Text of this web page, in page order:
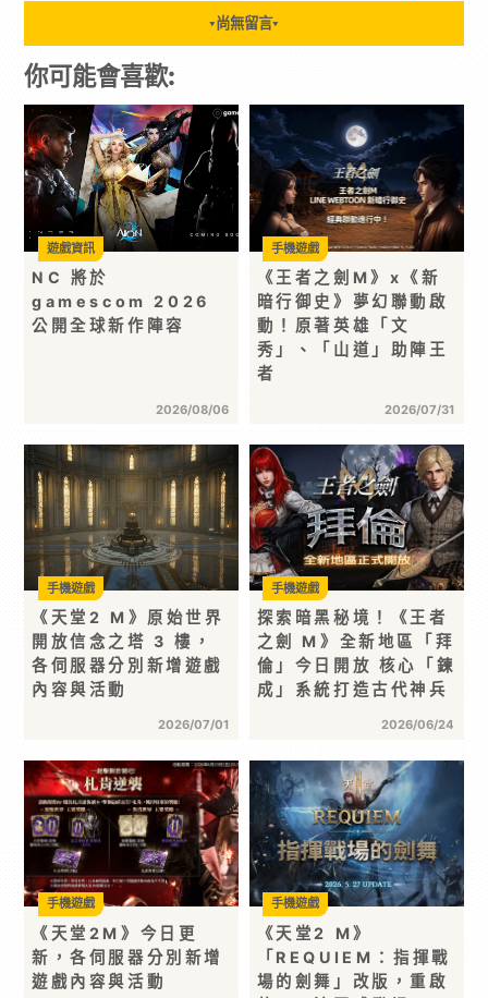
▼ 尚無留言▼
你可能會喜歡:
NC 將於
gamescom 2026
公開全球新作陣容
2026/08/06
遊戲資訊
《王者之劍M》x《新
暗行御史》夢幻聯動啟
動！原著英雄「文
秀」、「山道」助陣王
者
2026/07/31
手機遊戲
《天堂2 M》原始世界
開放信念之塔 3 樓，
各伺服器分別新增遊戲
內容與活動
2026/07/01
手機遊戲
探索暗黑秘境！《王者
之劍 M》全新地區「拜
倫」今日開放 核心「鍊
成」系統打造古代神兵
2026/06/24
手機遊戲
《天堂2M》今日更
新，各伺服器分別新增
遊戲內容與活動
手機遊戲
《天堂2 M》
「REQUIEM：指揮戰
場的劍舞」改版，重啟
手機遊戲